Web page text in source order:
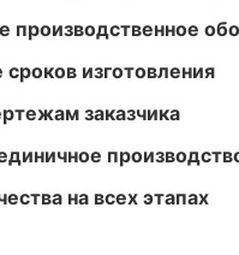
производственное
изготовления
заказчика
на всех этапах